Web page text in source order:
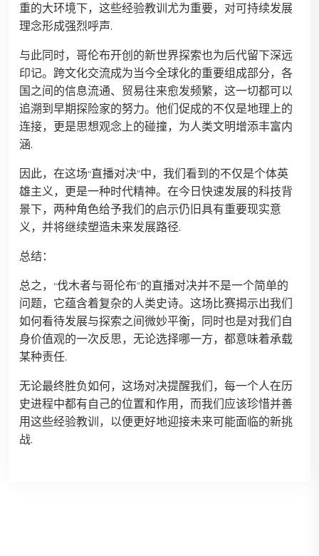
重的大环境下，这些经验教训尤为重要，对可持续发展
理念形成强烈呼声.
与此同时，哥伦布开创的新世界探索也为后代留下深远
印记。跨文化交流成为当今全球化的重要组成部分，各
国之间的信息流通、贸易往来愈发频繁，这一切都可以
追溯到早期探险家的努力。他们促成的不仅是地理上的
连接，更是思想观念上的碰撞，为人类文明增添丰富内
涵.
因此，在这场“直播对决”中，我们看到的不仅是个体英
雄主义，更是一种时代精神。在今日快速发展的科技背
景下，两种角色给予我们的启示仍旧具有重要现实意
义，并将继续塑造未来发展路径.
总结：
总之，“伐木者与哥伦布”的直播对决并不是一个简单的
问题，它蕴含着复杂的人类史诗。这场比赛揭示出我们
如何看待发展与探索之间微妙平衡，同时也是对我们自
身价值观的一次反思，无论选择哪一方，都意味着承载
某种责任.
无论最终胜负如何，这场对决提醒我们，每一个人在历
史进程中都有自己的位置和作用，而我们应该珍惜并善
用这些经验教训，以便更好地迎接未来可能面临的新挑
战.